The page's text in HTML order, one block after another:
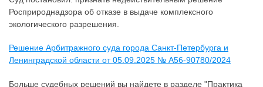
Росприроднадзора об отказе в выдаче комплексного
экологического разрешения.
Решение Арбитражного суда города Санкт-Петербурга и
Ленинградской области от 05.09.2025 № А56-90780/2024
Больше судебных решений вы найдете в разделе "Практика